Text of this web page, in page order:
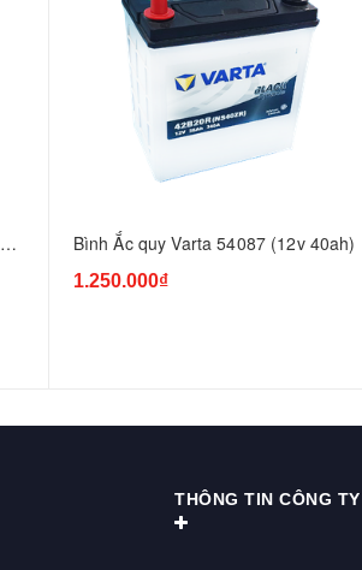
Bình Ắc quy Varta 54087 (12v 40ah)
1.250.000₫
THÔNG TIN CÔNG TY